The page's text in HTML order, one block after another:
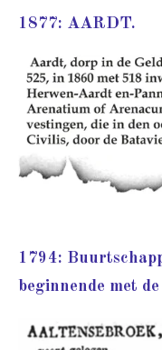
1877: AARDT.
1794:
beginnende met